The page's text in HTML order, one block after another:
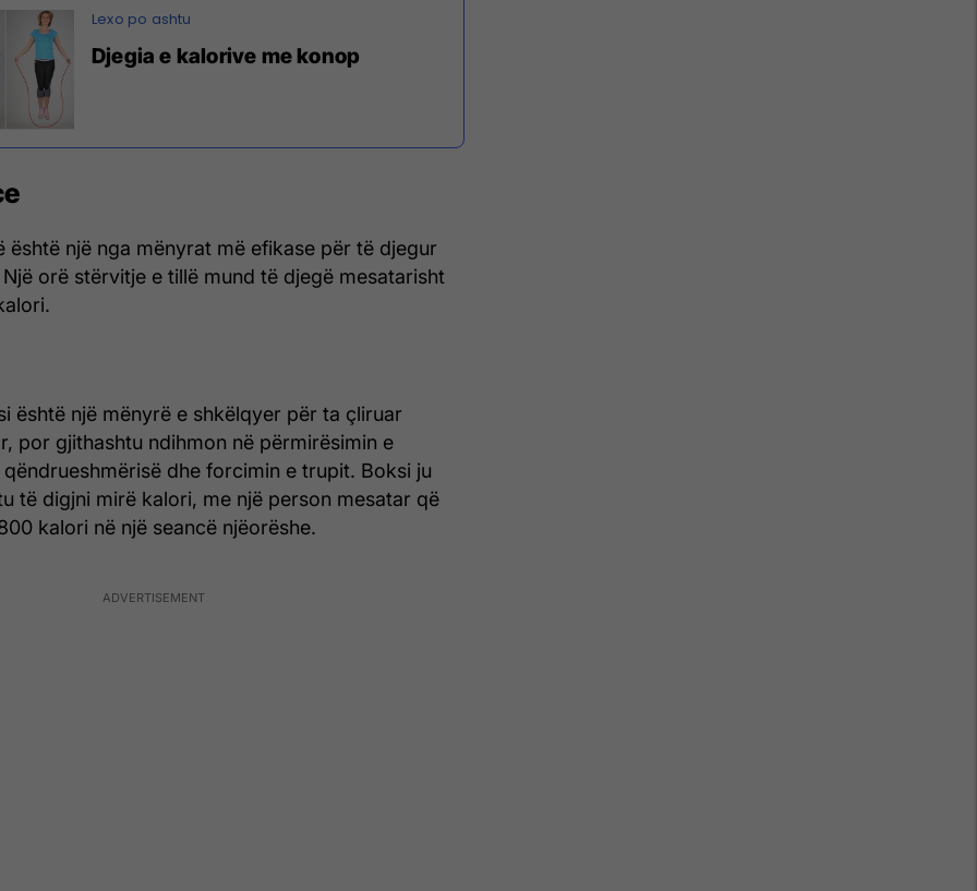
Djegia e kalorive me konop
është një nga mënyrat më efikase për të djegur
orë stërvitje e tillë mund të djegë mesatarisht
është një mënyrë e shkëlqyer për ta çliruar
por gjithashtu ndihmon në përmirësimin e
dhe forcimin e trupit. Boksi ju
të digjni mirë kalori, me një person mesatar që
kalori në një seancë njëorëshe.